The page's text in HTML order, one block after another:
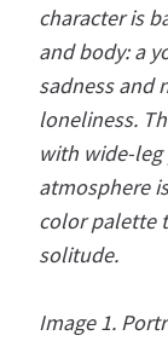
character is
and body: a
sadness and
loneliness.
with wide-leg
atmosphere
color palette
solitude.
Image 1.